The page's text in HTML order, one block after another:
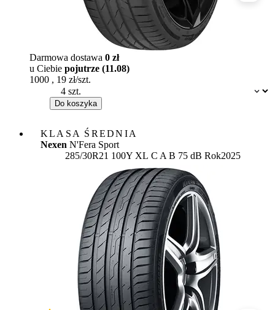
Dostępność:
Darmowa dostawa 0 zł
u Ciebie pojutrze (11.08)
1000 , 19 zł/szt.
Do koszyka
KLASA ŚREDNIA
Nexen N'Fera Sport
285/30R21 100Y XL Etykieta:
C A B 75 dB Rok2025